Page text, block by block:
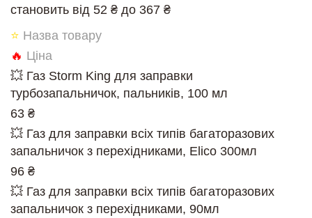
становить від 52 ₴ до 367 ₴
⭐ Назва товару
🔥 Ціна
💥 Газ Storm King для заправки
турбозапальничок, пальників, 100 мл
63 ₴
💥 Газ для заправки всіх типів багаторазових
запальничок з перехідниками, Elico 300мл
96 ₴
💥 Газ для заправки всіх типів багаторазових
запальничок з перехідниками, 90мл